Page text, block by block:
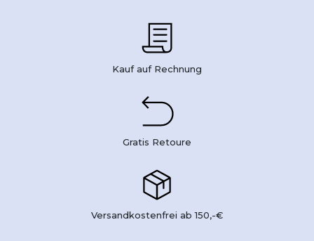
Kauf auf Rechnung
Gratis Retoure
Versandkostenfrei ab 150,-€